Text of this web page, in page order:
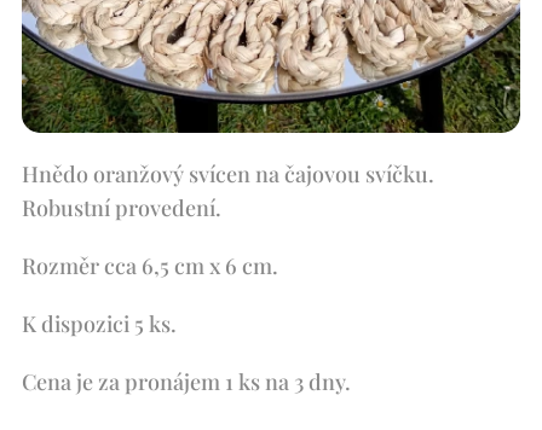
Hnědo oranžový svícen na čajovou svíčku.
Robustní provedení.
Rozměr cca 6,5 cm x 6 cm.
K dispozici 5 ks.
Cena je za pronájem 1 ks na 3 dny.